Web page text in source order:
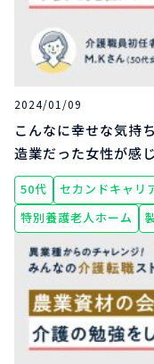
2024/01/09
こんなに幸せな気持
造業だった女性が感
50代 セカンドキャリ
特別養護老人ホーム